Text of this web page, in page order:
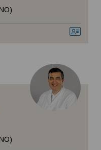
Bandscheibe
– Zervikale
(LWS)